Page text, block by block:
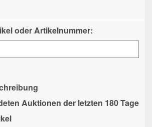
oder Artikelnummer:
Auktionen der letzten 180 Tage